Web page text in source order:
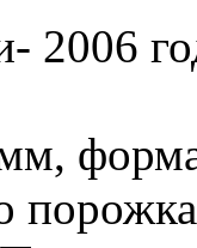
2006